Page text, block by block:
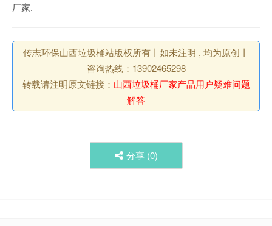
厂家.
传志环保山西垃圾桶站版权所有丨如未注明 , 均为原创丨
咨询热线：13902465298
转载请注明原文链接： 山西垃圾桶厂家产品用户疑难问题
解答
分享 (0)